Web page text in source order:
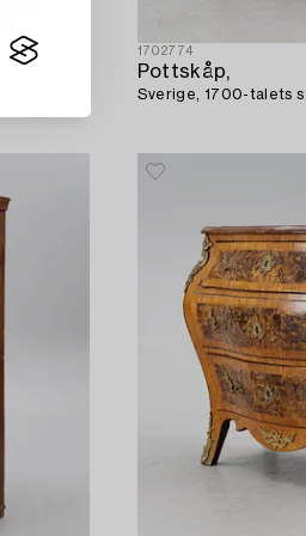
1702774
Pottskåp,
Sverige, 1700-talets